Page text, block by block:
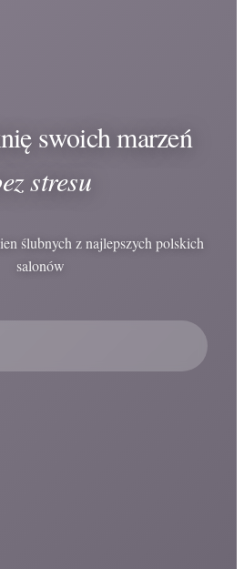
swoich marzeń
stresu
ślubnych z najlepszych polskich
salonów